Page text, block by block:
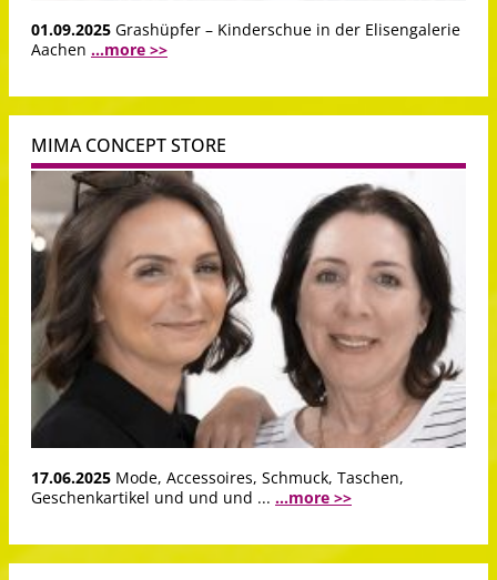
01.09.2025 Grashüpfer – Kinderschue in der Elisengalerie
Aachen ...more >>
MIMA CONCEPT STORE
17.06.2025 Mode, Accessoires, Schmuck, Taschen,
Geschenkartikel und und und ... ...more >>